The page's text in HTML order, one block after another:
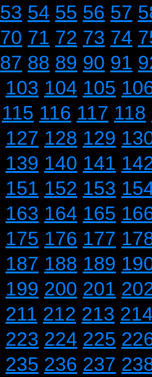
53 54 55 56 57
70 71 72 73 74
87 88 89 90 91
103 104 105
115 116 117 118
127 128 129
139 140 141
151 152 153
163 164 165
175 176 177
187 188 189
199 200 201
211 212 213
223 224 225
235 236 237